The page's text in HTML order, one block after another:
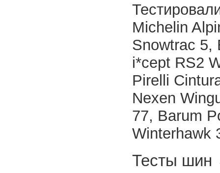
Michelin
Snowtrac 5,
i*cept RS2
Pirelli
Nexen
77, Barum
Winterhawk
Тесты